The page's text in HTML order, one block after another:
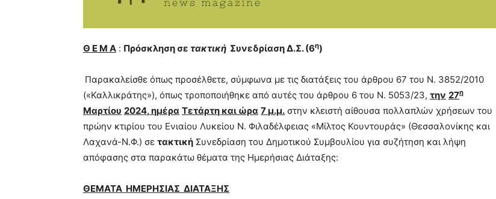
Θ Ε Μ Α : Πρόσκληση σε τακτική Συνεδρίαση Δ.Σ. (6η)
Παρακαλείσθε όπως προσέλθετε, σύμφωνα με τις διατάξεις του άρθρου 67 του Ν. 3852/2010
(«Καλλικράτης»), όπως τροποποιήθηκε από αυτές του άρθρου 6 του Ν. 5053/23, την 27η
Μαρτίου 2024, ημέρα Τετάρτη και ώρα 7μ.μ. στην κλειστή αίθουσα πολλαπλών χρήσεων του
πρώην κτιρίου του Ενιαίου Λυκείου Ν. Φιλαδέλφειας «Μίλτος Κουντουράς» (Θεσσαλονίκης και
Λαχανά-Ν.Φ.) σε τακτική Συνεδρίαση του Δημοτικού Συμβουλίου για συζήτηση και λήψη
απόφασης στα παρακάτω θέματα της Ημερήσιας Διάταξης:
ΘΕΜΑΤΑ ΗΜΕΡΗΣΙΑΣ ΔΙΑΤΑΞΗΣ